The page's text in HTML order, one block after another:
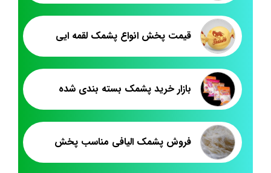
قیمت پخش انواع پشمک لقمه ایی
بازار خرید پشمک بسته بندی شده
فروش پشمک الیافی مناسب پخش